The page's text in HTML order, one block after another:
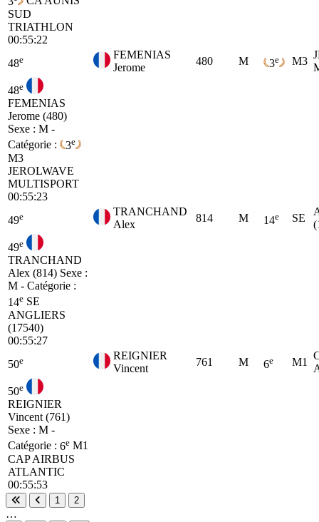
SUD
TRIATHLON
00:55:22
48e
FEMENIAS
Jerome
480 M 3e M3
48e
FEMENIAS
Jerome (480)
Sexe : M -
Catégorie :
3e
M3
JEROLWAVE
MULTISPORT
00:55:23
49e
TRANCHAND
Alex
814 M 14e SE
49e
TRANCHAND
Alex (814) Sexe :
M - Catégorie :
14e SE
ANGLIERS
(17540)
00:55:27
50e
REIGNIER
Vincent
761 M 6e M1
50e
REIGNIER
Vincent (761)
Sexe : M -
Catégorie : 6e M1
CAP AIRBUS
ATLANTIC
00:55:53
Première page
Page précédente
1 2
…